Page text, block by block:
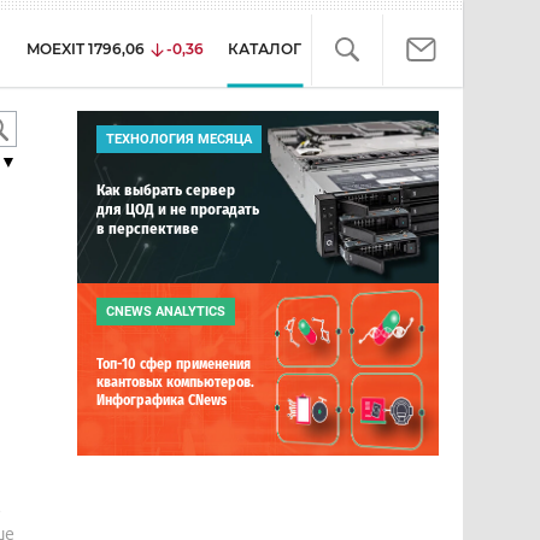
MOEXIT 1796,06 -0,36 КАТАЛОГ
ТЕХНОЛОГИЯ МЕСЯЦА
Как выбрать сервер
для ЦОД и не прогадать
в перспективе
CNEWS ANALYTICS
Топ-10 сфер применения
квантовых компьютеров.
Инфографика CNews